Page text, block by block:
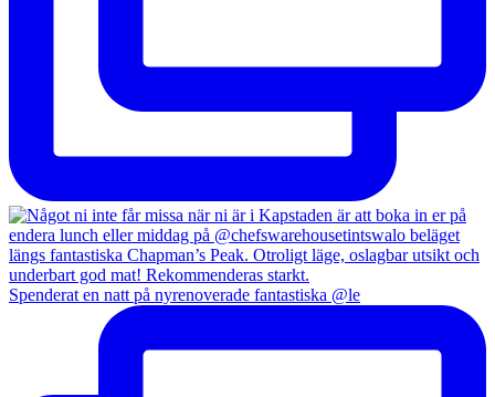
Spenderat en natt på nyrenoverade fantastiska @le